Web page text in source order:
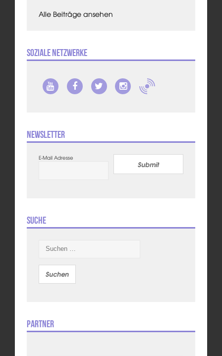
Alle Beiträge ansehen
Soziale Netzwerke
Newsletter
E-Mail Adresse
Submit
Suche
nach:
Partner